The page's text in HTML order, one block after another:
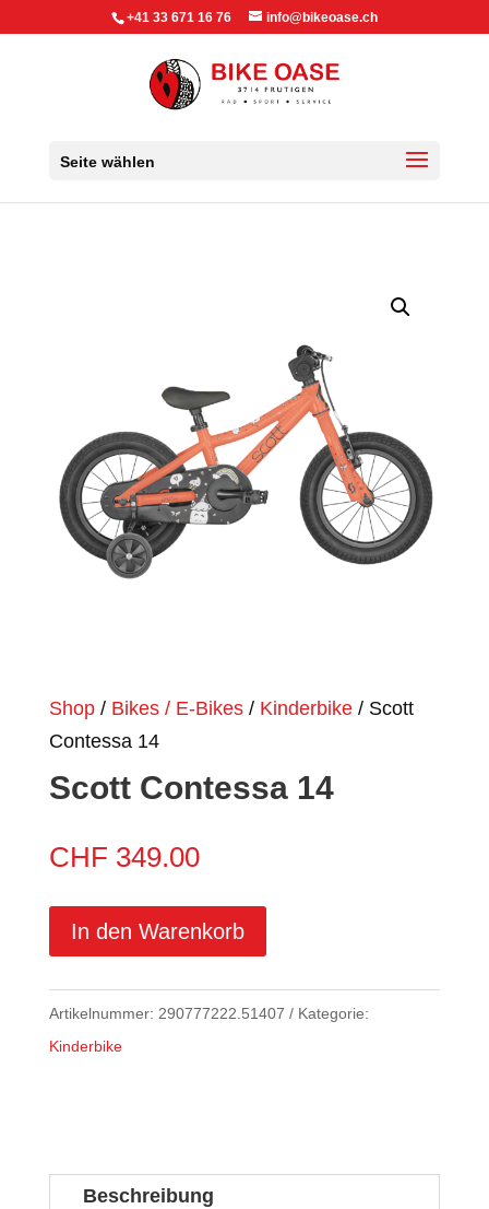
+41 33 671 16 76 info@bikeoase.ch
Seite wählen
Shop/ Bikes / E-Bikes/ Kinderbike/ Scott
Contessa 14
Scott Contessa 14
CHF 349.00
In den Warenkorb
Artikelnummer: 290777222.51407
Kategorie:
Kinderbike
Beschreibung